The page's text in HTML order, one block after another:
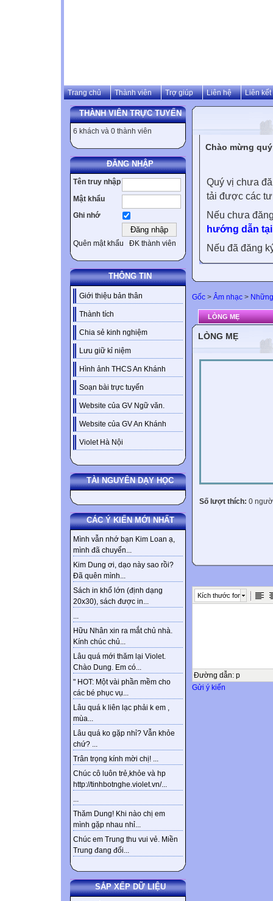
Trang chủ Thành viên Trợ giúp Liên hệ Liên kết
THÀNH VIÊN TRỰC TUYẾN
6 khách và 0 thành viên
ĐĂNG NHẬP
Tên truy nhập
Mật khẩu
Ghi nhớ
Quên mật khẩu ĐK thành viên
THÔNG TIN
Giới thiệu bản thân
Thành tích
Chia sẻ kinh nghiệm
Lưu giữ kỉ niệm
Hình ảnh THCS An Khánh
Soạn bài trực tuyến
Website của GV Ngữ văn.
Website của GV An Khánh
Violet Hà Nội
TÀI NGUYÊN DẠY HỌC
CÁC Ý KIẾN MỚI NHẤT
Mình vẫn nhớ bạn Kim Loan ạ,
mình đã chuyển...
Kim Dung ơi, dạo này sao rồi?
Đã quên mình...
Sách in khổ lớn (định dạng
20x30), sách được in...
...
Hữu Nhân xin ra mắt chủ nhà.
Kính chúc chủ...
Lâu quá mới thăm lại Violet.
Chào Dung. Em có...
" HOT: Một vài phần mềm cho
các bé phục vụ...
Lâu quá k liên lạc phải k em ,
mùa...
Lâu quá ko gặp nhỉ? Vẫn khỏe
chứ? ...
Trân trọng kính mời chị! ...
Chúc cô luôn trẻ,khỏe và hp
http://tinhbotnghe.violet.vn/...
...
Thăm Dung! Khi nào chị em
mình gặp nhau nhỉ...
Chúc em Trung thu vui vẻ. Miền
Trung đang đối...
SẮP XẾP DỮ LIỆU
Chào mừng
Quý vị chưa
tải được các
Nếu chưa
hướng dẫn
Nếu đã đăng
Gốc > Âm nhạc >
LÒNG MẸ
LÒNG MẸ
Số lượt thích: 0
Kích thước font
Đường dẫn: p
Gửi ý kiến